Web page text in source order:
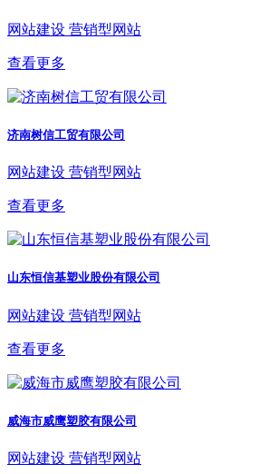
网站建设 营销型网站
查看更多
济南树信工贸有限公司
网站建设 营销型网站
查看更多
山东恒信基塑业股份有限公司
网站建设 营销型网站
查看更多
威海市威鹰塑胶有限公司
网站建设 营销型网站